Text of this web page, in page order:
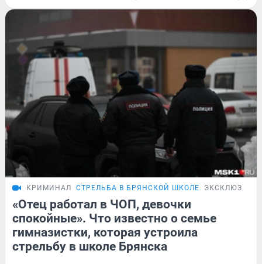
КРИМИНАЛ СТРЕЛЬБА В БРЯНСКОЙ ШКОЛЕ ЭКСКЛЮЗИВ
«Отец работал в ЧОП, девочки
спокойные». Что известно о семье
гимназистки, которая устроила
стрельбу в школе Брянска